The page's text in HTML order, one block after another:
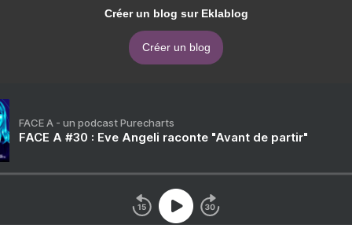
Créer un blog sur Eklablog
Créer un blog
FACE A - un podcast Purecharts
FACE A #30 : Eve Angeli raconte "Avant de partir"